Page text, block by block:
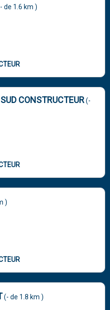
de 1.6 km )
CONSTRUCTEUR(-
)
(- de 1.8 km )